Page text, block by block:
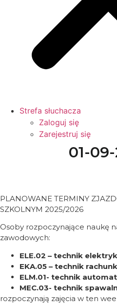
Strefa słuchacza
Zaloguj się
Zarejestruj się
01-
PLANOWANE TERMINY
SZKOLNYM 2025/2026
Osoby rozpoczynające naukę
zawodowych:
ELE.02 – technik elektryk
EKA.05 – technik
ELM.01- technik
MEC.03- technik
rozpoczynają zajęcia w ten